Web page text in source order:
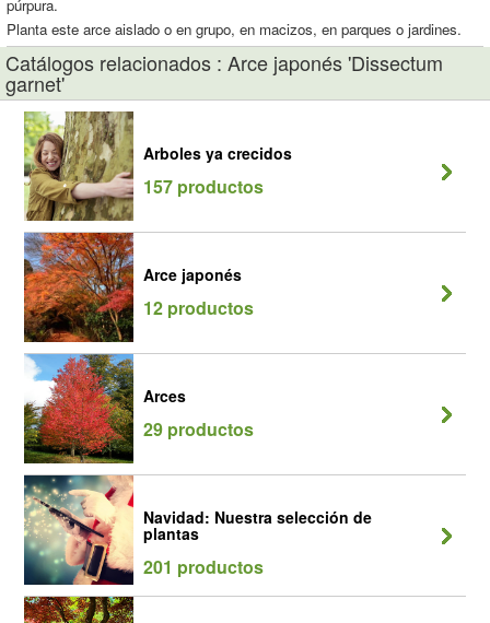
púrpura.
Planta este arce aislado o en grupo, en macizos, en parques o jardines.
Catálogos relacionados : Arce japonés 'Dissectum
garnet'
Arboles ya crecidos
157 productos
Arce japonés
12 productos
Arces
29 productos
Navidad: Nuestra selección de
plantas
201 productos